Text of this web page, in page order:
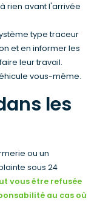
rien avant l'arrivée
type traceur
et en informer les
leur travail.
vous-même.
les
ou un
sous 24
vous être refusée
au cas où